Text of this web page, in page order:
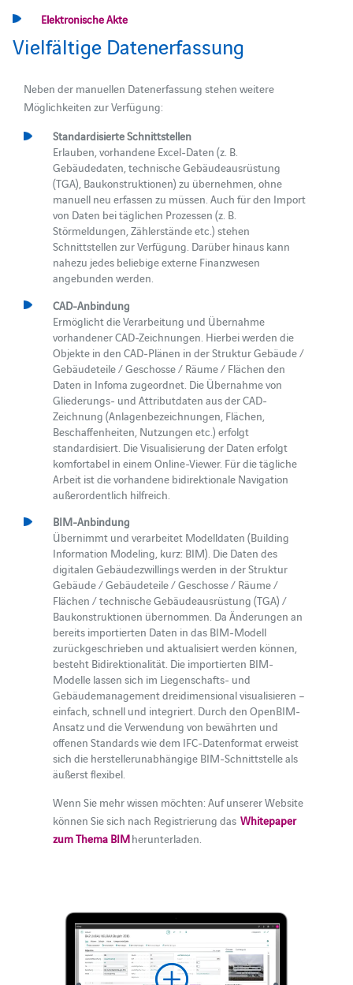
Elektronische Akte
Vielfältige Datenerfassung
Neben der manuellen Datenerfassung stehen weitere
Möglichkeiten zur Verfügung:
Standardisierte Schnittstellen
Erlauben, vorhandene Excel-Daten (z. B.
Gebäudedaten, technische Gebäudeausrüstung
(TGA), Baukonstruktionen) zu übernehmen, ohne
manuell neu erfassen zu müssen. Auch für den Import
von Daten bei täglichen Prozessen (z. B.
Störmeldungen, Zählerstände etc.) stehen
Schnittstellen zur Verfügung. Darüber hinaus kann
nahezu jedes beliebige externe Finanzwesen
angebunden werden.
CAD-Anbindung
Ermöglicht die Verarbeitung und Übernahme
vorhandener CAD-Zeichnungen. Hierbei werden die
Objekte in den CAD-Plänen in der Struktur Gebäude /
Gebäudeteile / Geschosse / Räume / Flächen den
Daten in Infoma zugeordnet. Die Übernahme von
Gliederungs- und Attributdaten aus der CAD-
Zeichnung (Anlagenbezeichnungen, Flächen,
Beschaffenheiten, Nutzungen etc.) erfolgt
standardisiert. Die Visualisierung der Daten erfolgt
komfortabel in einem Online-Viewer. Für die tägliche
Arbeit ist die vorhandene bidirektionale Navigation
außerordentlich hilfreich.
BIM-Anbindung
Übernimmt und verarbeitet Modelldaten (Building
Information Modeling, kurz: BIM). Die Daten des
digitalen Gebäudezwillings werden in der Struktur
Gebäude / Gebäudeteile / Geschosse / Räume /
Flächen / technische Gebäudeausrüstung (TGA) /
Baukonstruktionen übernommen. Da Änderungen an
bereits importierten Daten in das BIM-Modell
zurückgeschrieben und aktualisiert werden können,
besteht Bidirektionalität. Die importierten BIM-
Modelle lassen sich im Liegenschafts- und
Gebäudemanagement dreidimensional visualisieren –
einfach, schnell und integriert. Durch den OpenBIM-
Ansatz und die Verwendung von bewährten und
offenen Standards wie dem IFC-Datenformat erweist
sich die herstellerunabhängige BIM-Schnittstelle als
äußerst flexibel.
Wenn Sie mehr wissen möchten: Auf unserer Website
können Sie sich nach Registrierung das Whitepaper
zum Thema BIMherunterladen.